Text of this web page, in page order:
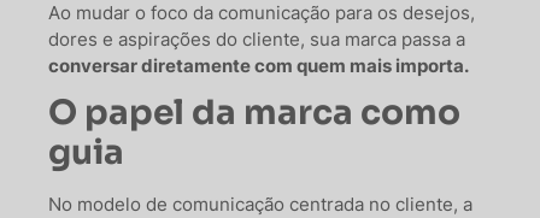
Ao mudar o foco da comunicação para os desejos,
dores e aspirações do cliente, sua marca passa a
conversar diretamente com quem mais importa.
O papel da marca como
guia
No modelo de comunicação centrada no cliente, a